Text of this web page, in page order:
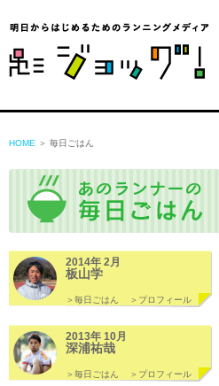
HOME ＞ 毎日ごはん
2014年 2月
板山学
＞毎日ごはん ＞プロフィール
2013年 10月
深浦祐哉
＞毎日ごはん ＞プロフィール